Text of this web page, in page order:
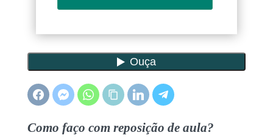
Como faço com reposição de aula?